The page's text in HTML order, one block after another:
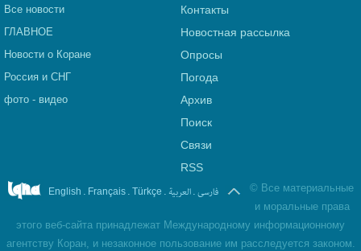
Все новости
ГЛАВНОЕ
Новости о Коране
Россия и СНГ
фото - видео
Контакты
Новостная рассылка
Опросы
Погода
Архив
Поиск
Связи
RSS
English . Français . Türkçe . العربیة . فارسی © Все материальные
и моральные права
этого веб-сайта принадлежат Международному информационному
агентству Коран, и незаконное пользование им расследуется законом.